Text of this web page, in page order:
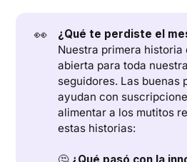
👀
¿Qué te perdiste el
Nuestra primera historia
abierta para toda
seguidores. Las buenas
ayudan con
alimentar a los mutitos
estas historias: